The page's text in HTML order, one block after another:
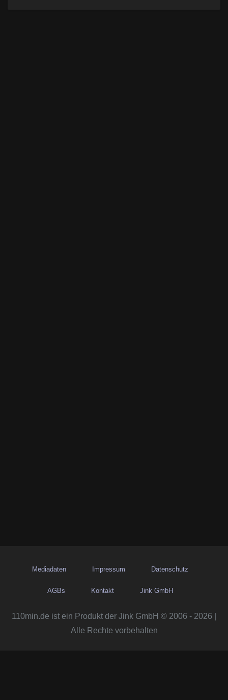
Mediadaten Impressum Datenschutz
AGBs Kontakt Jink GmbH
110min.de ist ein Produkt der Jink GmbH © 2006 - 2026 |
Alle Rechte vorbehalten